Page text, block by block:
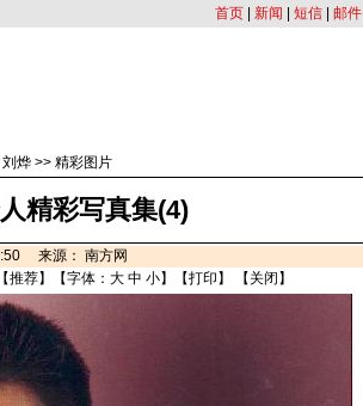
首页 新闻 短信 邮件
刘烨 >> 精彩图片
精彩写真集(4)
来源： 南方网
推荐】【字体： 大 中 小】【打印 】 【 关闭 】